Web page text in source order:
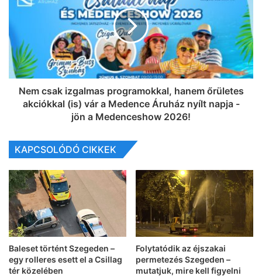
Nem csak izgalmas programokkal, hanem őrületes
akciókkal (is) vár a Medence Áruház nyílt napja -
jön a Medenceshow 2026!
KAPCSOLÓDÓ CIKKEK
Baleset történt Szegeden –
egy rolleres esett el a Csillag
tér közelében
Folytatódik az éjszakai
permetezés Szegeden –
mutatjuk, mire kell figyelni